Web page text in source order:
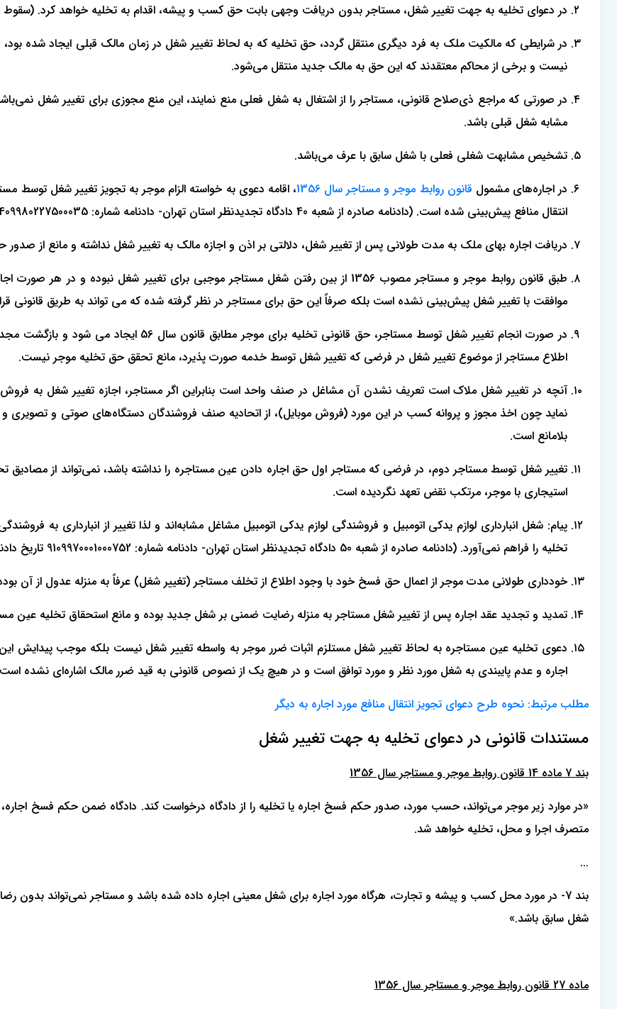
در دعوای تخلیه به جهت تغییر شغل، مستاجر بدون دریافت وجهی بابت حق کسب و پیشه، اقدام به تخلیه خواهد کرد.
در شرایطی که مالکیت ملک به فرد دیگری منتقل گردد، حق تخلیه که به لحاظ تغییر شغل در زمان مالک قبلی ایجاد شده
نیست و برخی از محاکم معتقدند که این حق به مالک جدید منتقل می‌شود.
در صورتی که مراجع ذی‌صلاح قانونی، مستاجر را از اشتغال به شغل فعلی منع نمایند، این منع مجوزی برای تغییر شغل
مشابه شغل قبلی باشد.
تشخیص مشابهت شغلی فعلی با شغل سابق با عرف می‌باشد.
در اجاره‌های مشمول قانون روابط موجر و مستاجر سال 1356
، اقامه دعوی به خواسته الزام موجر به تجویز تغییر شغل توسط
انتقال منافع پیش‌بینی شده است. (دادنامه صادره از شعبه 40 دادگاه تجدیدنظر استان تهران- دادنامه شماره: 9409980227500035 تاریخ دادنامه: 05-08-1394)
دریافت اجاره بهای ملک به مدت طولانی پس از تغییر شغل، دلالتی بر اذن و اجازه مالک به تغییر شغل نداشته و مانع از صدور
طبق قانون روابط موجر و مستاجر مصوب 1356 از بین رفتن شغل مستاجر موجبی برای تغییر شغل
موافقت با تغییر شغل پیش‌بینی نشده است بلکه صرفاً این حق برای مستاجر در نظر گرفته شده که می تواند به طریق قانونی
در صورت انجام تغییر شغل توسط مستاجر، حق قانونی
اطلاع مستاجر از موضوع تغییر شغل در فرضی که تغییر شغل توسط خدمه صورت پذیرد، مانع تحقق حق تخلیه موجر نیست.
آنچه در تغییر شغل ملاک است تعریف نشدن آن مشاغل در صنف واحد است بنابراین اگر مستاجر، اجازه تغییر شغل به فروش
نماید چون اخذ مجوز و پروانه کسب در این مورد (فروش موبایل)، از اتحادیه صنف فروشندگان دستگاه‌های صوتی و
بلامانع است.
تغییر شغل توسط مستاجر دوم، در فرضی که مستاجر اول حق اجاره دادن عین مستاجره را نداشته باشد، نمی‌تواند از مصادیق
استیجاری با موجر، مرتکب نقض تعهد نگردیده است.
پیام: شغل انبارداری لوازم یدکی اتومبیل و فروشندگی لوازم یدکی اتومبیل مشاغل مشابه‌اند و لذا تغییر از انبارداری به
تخلیه را فراهم نمی‌‎آورد. (دادنامه صادره از شعبه 50 دادگاه تجدیدنظر استان تهران- دادنامه شماره: 9109970001000752 تاریخ دادنامه: 09-07-1391)
خودداری طولانی مدت موجر از اعمال حق فسخ خود با وجود اطلاع از تخلف مستاجر (تغییر شغل) عرفاً به‌ منزله عدول از
تمدید و تجدید عقد اجاره پس از تغییر شغل مستاجر به‌ منزله رضایت ضمنی بر شغل جدید بوده و مانع استحقاق تخلیه عین
دعوی تخلیه عین مستاجره به لحاظ تغییر شغل مستلزم اثبات ضرر موجر به‌ واسطه تغییر شغل نیست بلکه موجب پیدایش
اجاره و عدم پایبندی به شغل مورد نظر و مورد توافق است و در هیچ یک از نصوص قانونی به قید ضرر مالک اشاره‌ای نشده
مطلب مرتبط: نحوه طرح دعوای تجویز انتقال منافع مورد اجاره به دیگر
مستندات قانونی در دعوای تخلیه به جهت تغییر شغل
بند 7 ماده 14 قانون روابط موجر و مستاجر سال 1356
«در موارد زیر موجر می‌تواند، حسب مورد، صدور حکم فسخ اجاره یا تخلیه را از دادگاه درخواست کند. دادگاه ضمن حکم فسخ
متصرف اجرا و محل، تخلیه خواهد شد.
...
بند 7- در مورد محل کسب و پیشه و تجارت، هرگاه مورد اجاره برای شغل معینی اجاره داده شده باشد و مستاجر نمی‌تواند
شغل سابق باشد.»
ماده 27 قانون روابط موجر و مستاجر سال 1356